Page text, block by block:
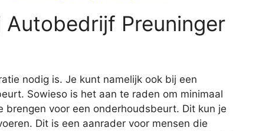
Preuninger
nodig is. Je kunt namelijk ook bij een
Sowieso is het aan te raden om minimaal
brengen voor een onderhoudsbeurt. Dit kun je
Dit is een aanrader voor mensen die